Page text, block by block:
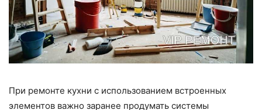
При ремонте кухни с использованием встроенных
элементов важно заранее продумать системы